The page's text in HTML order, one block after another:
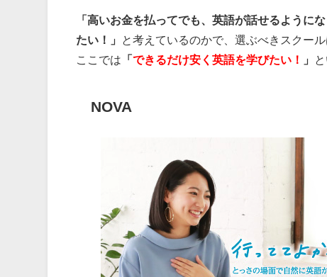
「高いお金を払ってでも、英語が話せるようにな
たい！」
と考えているのかで、選ぶべきスクー
ここでは 「できるだけ安く英語を学びたい！ 」
NOVA